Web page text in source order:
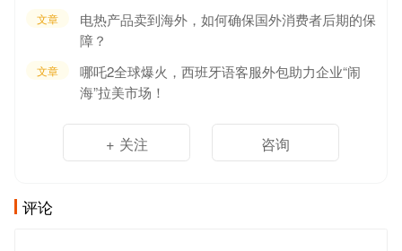
文章
电热产品卖到海外，如何确保国外消费者后期的保
障？
文章
哪吒2全球爆火，西班牙语客服外包助力企业“闹
海”拉美市场！
+ 关注 咨询
评论